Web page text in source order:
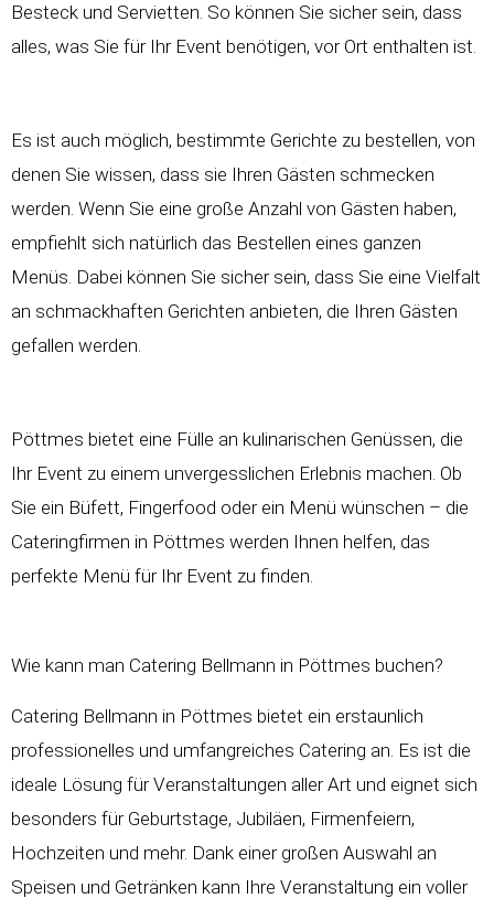
Besteck und Servietten. So können Sie sicher sein, dass
alles, was Sie für Ihr Event benötigen, vor Ort enthalten ist.
Es ist auch möglich, bestimmte Gerichte zu bestellen, von
denen Sie wissen, dass sie Ihren Gästen schmecken
werden. Wenn Sie eine große Anzahl von Gästen haben,
empfiehlt sich natürlich das Bestellen eines ganzen
Menüs. Dabei können Sie sicher sein, dass Sie eine Vielfalt
an schmackhaften Gerichten anbieten, die Ihren Gästen
gefallen werden.
Pöttmes bietet eine Fülle an kulinarischen Genüssen, die
Ihr Event zu einem unvergesslichen Erlebnis machen. Ob
Sie ein Büfett, Fingerfood oder ein Menü wünschen – die
Cateringfirmen in Pöttmes werden Ihnen helfen, das
perfekte Menü für Ihr Event zu finden.
Wie kann man Catering Bellmann in Pöttmes buchen?
Catering Bellmann in Pöttmes bietet ein erstaunlich
professionelles und umfangreiches Catering an. Es ist die
ideale Lösung für Veranstaltungen aller Art und eignet sich
besonders für Geburtstage, Jubiläen, Firmenfeiern,
Hochzeiten und mehr. Dank einer großen Auswahl an
Speisen und Getränken kann Ihre Veranstaltung ein voller